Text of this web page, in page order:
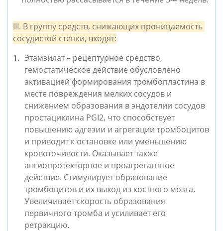
III. В группу средств, снижающих проницаемость
сосудистой стенки, входят:
Этамзилат – рецептурное средство,
гемостатическое действие обусловлено
активацией формирования тромбопластина в
месте повреждения мелких сосудов и
снижением образования в эндотелии сосудов
простациклина PGI2, что способствует
повышению адгезии и агрегации тромбоцитов
и приводит к остановке или уменьшению
кровоточивости. Оказывает также
ангиопротекторное и проагрегантное
действие. Стимулирует образование
тромбоцитов и их выход из костного мозга.
Увеличивает скорость образования
первичного тромба и усиливает его
ретракцию.